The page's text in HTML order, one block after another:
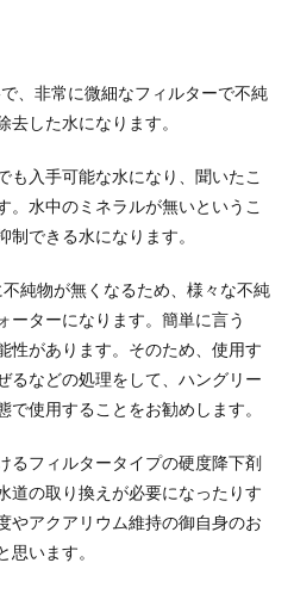
、非常に微細なフィルターで不純
した水になります。
も入手可能な水になり、聞いたこ
。水中のミネラルが無いというこ
できる水になります。
純物が無くなるため、様々な不純
ーターになります。簡単に言う
性があります。そのため、使用す
るなどの処理をして、ハングリー
使用することをお勧めします。
るフィルタータイプの硬度降下剤
道の取り換えが必要になったりす
やアクアリウム維持の御自身のお
います。